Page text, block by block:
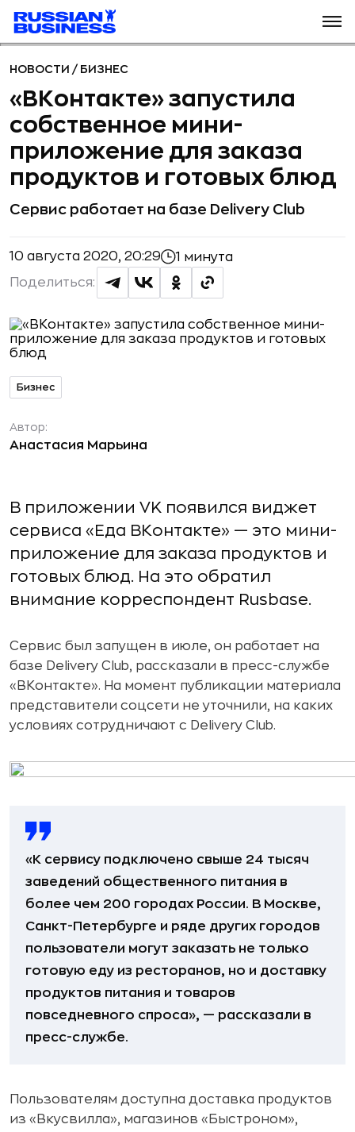
НОВОСТИ / БИЗНЕС
«ВКонтакте» запустила
собственное мини-
приложение для заказа
продуктов и готовых блюд
Сервис работает на базе Delivery Club
10 августа 2020, 20:29 1 минута
Поделиться:
Бизнес
Автор:
Анастасия Марьина
В приложении VK появился виджет
сервиса «Еда ВКонтакте» — это мини-
приложение для заказа продуктов и
готовых блюд. На это обратил
внимание корреспондент Rusbase.
Сервис был запущен в июле, он работает на
базе Delivery Club, рассказали в пресс-службе
«ВКонтакте». На момент публикации материала
представители соцсети не уточнили, на каких
условиях сотрудничают с Delivery Club.
«К сервису подключено свыше 24 тысяч
заведений общественного питания в
более чем 200 городах России. В Москве,
Санкт-Петербурге и ряде других городов
пользователи могут заказать не только
готовую еду из ресторанов, но и доставку
продуктов питания и товаров
повседневного спроса», — рассказали в
пресс-службе.
Пользователям доступна доставка продуктов
из «Вкусвилла», магазинов «Быстроном»,